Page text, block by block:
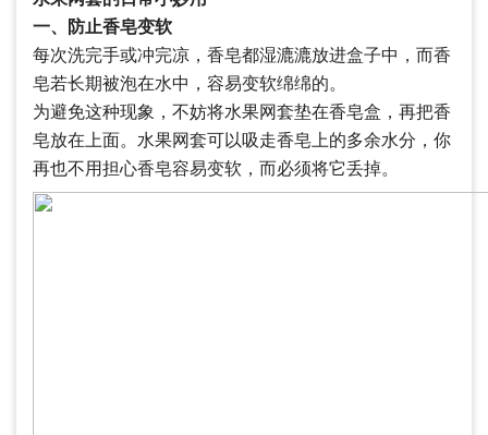
一、防止香皂变软
每次洗完手或冲完凉，香皂都湿漉漉放进盒子中，而香
皂若长期被泡在水中，容易变软绵绵的。
为避免这种现象，不妨将水果网套垫在香皂盒，再把香
皂放在上面。水果网套可以吸走香皂上的多余水分，你
再也不用担心香皂容易变软，而必须将它丢掉。